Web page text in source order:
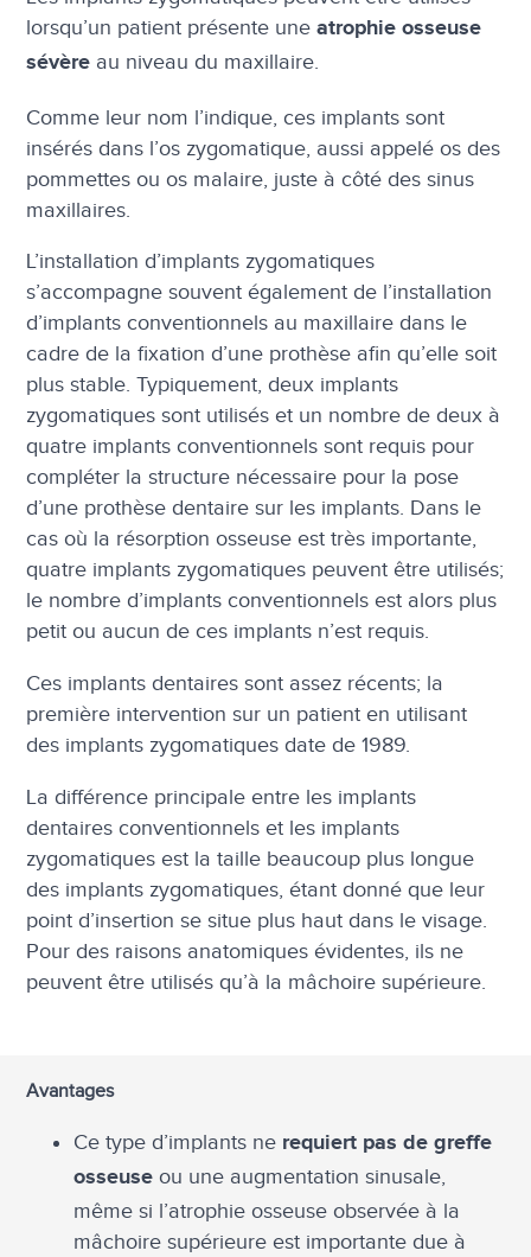
lorsqu’un patient présente uneatrophie osseuse
sévère au niveau du maxillaire.
Comme leur nom l’indique, ces implants sont
insérés dans l’os zygomatique, aussi appelé os des
pommettes ou os malaire, juste à côté des sinus
maxillaires.
L’installation d’implants zygomatiques
s’accompagne souvent également de l’installation
d’implants conventionnels au maxillaire dans le
cadre de la fixation d’une prothèse afin qu’elle soit
plus stable. Typiquement, deux implants
zygomatiques sont utilisés et un nombre de deux à
quatre implants conventionnels sont requis pour
compléter la structure nécessaire pour la pose
d’une prothèse dentaire sur les implants. Dans le
cas où la résorption osseuse est très importante,
quatre implants zygomatiques peuvent être utilisés;
le nombre d’implants conventionnels est alors plus
petit ou aucun de ces implants n’est requis.
Ces implants dentaires sont assez récents; la
première intervention sur un patient en utilisant
des implants zygomatiques date de 1989.
La différence principale entre les implants
dentaires conventionnels et les implants
zygomatiques est la taille beaucoup plus longue
des implants zygomatiques, étant donné que leur
point d’insertion se situe plus haut dans le visage.
Pour des raisons anatomiques évidentes, ils ne
peuvent être utilisés qu’à la mâchoire supérieure.
Avantages
Ce type d’implants ne requiert pas de greffe
osseuse ou une augmentation sinusale,
même si l’atrophie osseuse observée à la
mâchoire supérieure est importante due à